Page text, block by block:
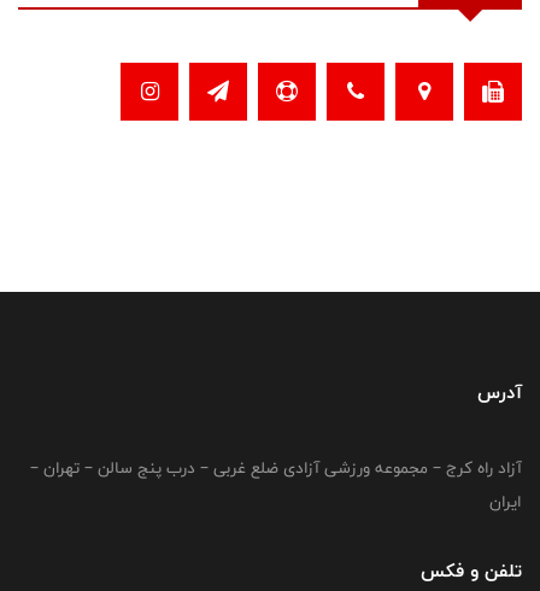
آدرس
آزاد راه کرج – مجموعه ورزشی آزادی ضلع غربی – درب پنج سالن – تهران –
ایران
تلفن و فکس